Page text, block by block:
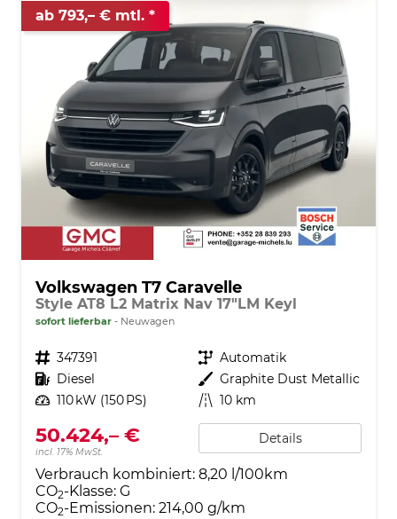
ab 793,– € mtl.
Volkswagen T7 Caravelle
Style AT8 L2 Matrix Nav 17"LM Keyl
sofort lieferbar Neuwagen
Fahrzeugnr. 347391 Getriebe Automatik
Kraftstoff Diesel Außenfarbe Graphite Dust Metallic
Leistung 110 kW (150 PS) Kilometerstand 10 km
50.424,– €
incl. 17% MwSt.
Details
Verbrauch kombiniert: 8,20 l/100km
CO2-Klasse: G
CO2-Emissionen: 214,00 g/km